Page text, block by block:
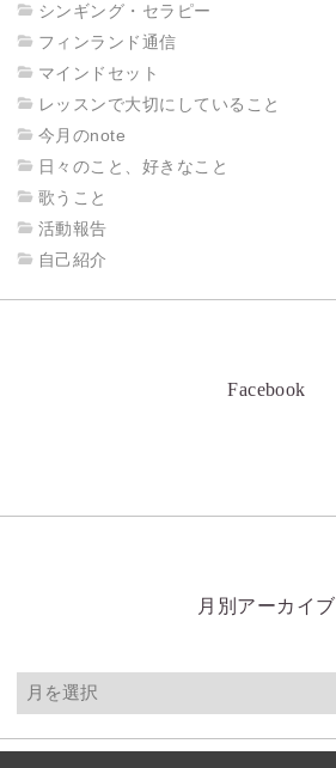
シンギング・セラピー
フィンランド通信
マインドセット
レッスンで大切にしていること
今月のnote
日々のこと、好きなこと
歌うこと
活動報告
自己紹介
Facebook
月別アーカイブ